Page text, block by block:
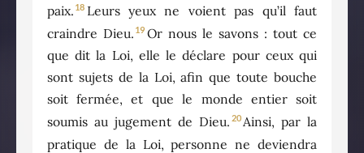
paix. 18 Leurs yeux ne voient pas qu’il faut
craindre Dieu. 19 Or nous le savons : tout ce
que dit la Loi, elle le déclare pour ceux qui
sont sujets de la Loi, afin que toute bouche
soit fermée, et que le monde entier soit
soumis au jugement de Dieu. 20Ainsi, par la
pratique de la Loi, personne ne deviendra